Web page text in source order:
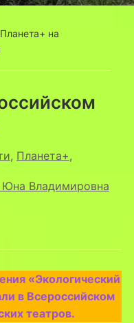
Планета+ на
, Планета+,
Юна Владимировна
«Экологический
в Всероссийском
театров.